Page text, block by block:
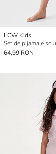
LCW Kids
64,99 RON